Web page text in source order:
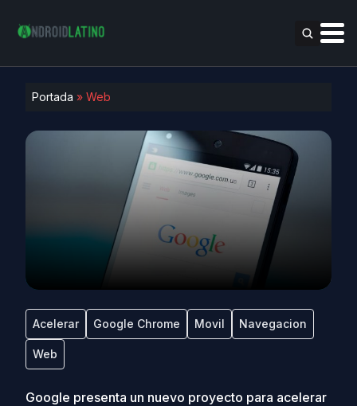
Portada » Web
Acelerar Google Chrome Movil Navegacion
Web
Google presenta un nuevo proyecto para acelerar